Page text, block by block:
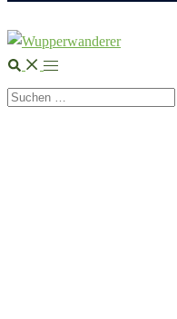
Suche Menü
umschalten
Suchen
nach: